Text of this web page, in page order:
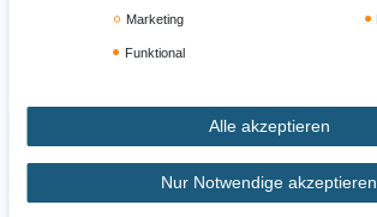
Impressum Daten­schutz­erklärung
Marketing
Funktional
Alle akzeptieren
Nur Notwendige akzeptieren